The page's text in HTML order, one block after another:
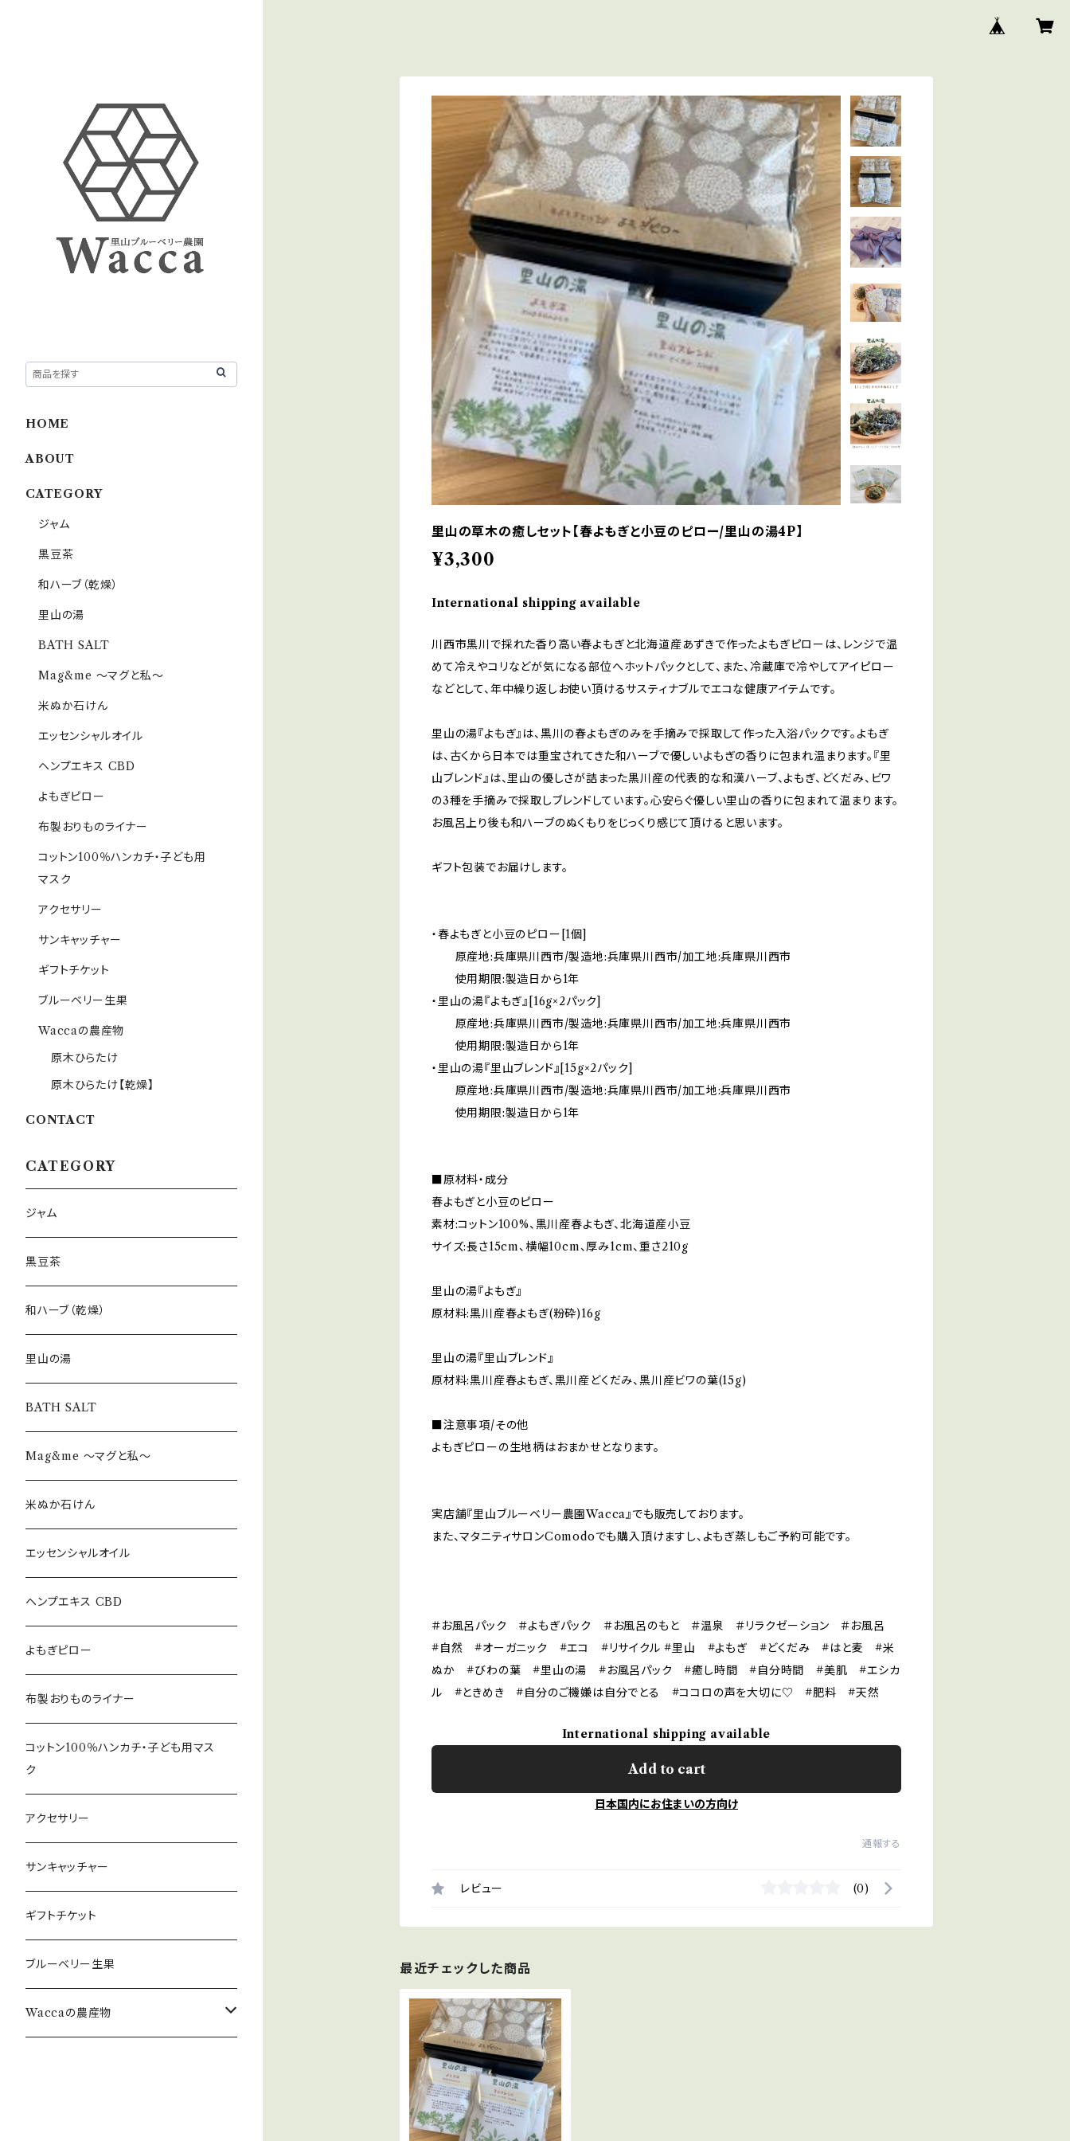
里山の草木の癒しセット【春よもぎと小豆のピロー/里山の湯4P】
¥3,300
International shipping available
川西市黒川で採れた香り高い春よもぎと北海道産あずきで作ったよもぎピローは、レンジで温
めて冷えやコリなどが気になる部位へホットパックとして、また、冷蔵庫で冷やしてアイピロー
などとして、年中繰り返しお使い頂けるサスティナブルでエコな健康アイテムです。
里山の湯『よもぎ』は、黒川の春よもぎのみを手摘みで採取して作った入浴パックです。よもぎ
は、古くから日本では重宝されてきた和ハーブで優しいよもぎの香りに包まれ温まります。『里
山ブレンド』は、里山の優しさが詰まった黒川産の代表的な和漢ハーブ、よもぎ、どくだみ、ビワ
の3種を手摘みで採取しブレンドしています。心安らぐ優しい里山の香りに包まれて温まります。
お風呂上り後も和ハーブのぬくもりをじっくり感じて頂けると思います。
ギフト包装でお届けします。
・春よもぎと小豆のピロー[1個]
原産地:兵庫県川西市/製造地:兵庫県川西市/加工地:兵庫県川西市
使用期限:製造日から1年
・里山の湯『よもぎ』[16g×2パック]
原産地:兵庫県川西市/製造地:兵庫県川西市/加工地:兵庫県川西市
使用期限:製造日から1年
・里山の湯『里山ブレンド』[15g×2パック]
原産地:兵庫県川西市/製造地:兵庫県川西市/加工地:兵庫県川西市
使用期限:製造日から1年
■原材料・成分
春よもぎと小豆のピロー
素材:コットン100%、黒川産春よもぎ、北海道産小豆
サイズ:長さ15cm、横幅10cm、厚み1cm、重さ210g
里山の湯『よもぎ』
原材料:黒川産春よもぎ(粉砕)16g
里山の湯『里山ブレンド』
原材料:黒川産春よもぎ、黒川産どくだみ、黒川産ビワの葉(15g)
■注意事項/その他
よもぎピローの生地柄はおまかせとなります。
実店舗『里山ブルーベリー農園Wacca』でも販売しております。
また、マタニティサロンComodoでも購入頂けますし、よもぎ蒸しもご予約可能です。
＃お風呂パック ＃よもぎパック ＃お風呂のもと ＃温泉 ＃リラクゼーション ＃お風呂
#自然 #オーガニック #エコ #リサイクル #里山 #よもぎ #どくだみ #はと麦 #米
ぬか #びわの葉 #里山の湯 #お風呂パック #癒し時間 #自分時間 #美肌 #エシカ
ル #ときめき #自分のご機嫌は自分でとる #ココロの声を大切に♡ #肥料 #天然
International shipping available
Add to cart
日本国内にお住まいの方向け
通報する
レビュー (0)
最近チェックした商品
HOME
ABOUT
CATEGORY
ジャム
黒豆茶
和ハーブ（乾燥）
里山の湯
BATH SALT
Mag&me ～マグと私～
米ぬか石けん
エッセンシャルオイル
ヘンプエキス CBD
よもぎピロー
布製おりものライナー
コットン100％ハンカチ・子ども用
マスク
アクセサリー
サンキャッチャー
ギフトチケット
ブルーベリー生果
Waccaの農産物
原木ひらたけ
原木ひらたけ【乾燥】
CONTACT
CATEGORY
ジャム
黒豆茶
和ハーブ（乾燥）
里山の湯
BATH SALT
Mag&me ～マグと私～
米ぬか石けん
エッセンシャルオイル
ヘンプエキス CBD
よもぎピロー
布製おりものライナー
コットン100％ハンカチ・子ども用マス
ク
アクセサリー
サンキャッチャー
ギフトチケット
ブルーベリー生果
Waccaの農産物